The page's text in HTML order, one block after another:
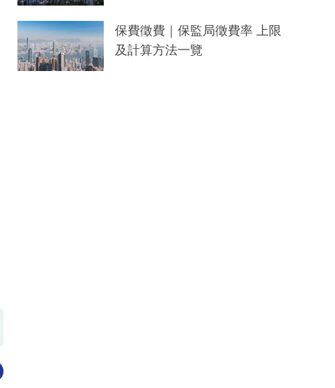
保費徵費｜保監局徵費率 上限
及計算方法一覽